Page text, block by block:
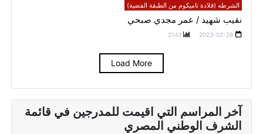
الشرطه (قلادة تاميكوم من الطبقة الفضية)
نقيب شهيد / عمر مجدي صبحي
2023-02-28
2143
Load More
آخر المراسم التي اقيمت للمدرجين في قائمة
الشرف الوطني المصري